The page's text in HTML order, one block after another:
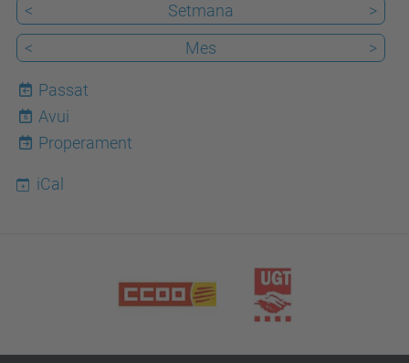
<
Setmana
>
<
Mes >
Passat
6
Avui
Properament
iCal